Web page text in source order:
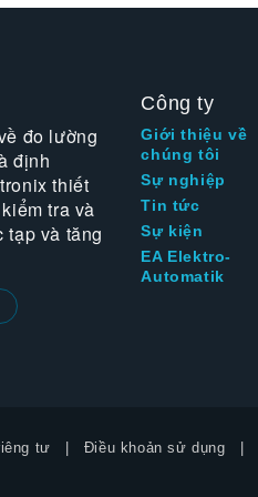
đo lường
định
thiết
tra và
tạp và tăng
Công ty
Giới thiệu về
chúng tôi
Sự nghiệp
Tin tức
Sự kiện
EA Elektro-
Automatik
tư Điều khoản sử dụng